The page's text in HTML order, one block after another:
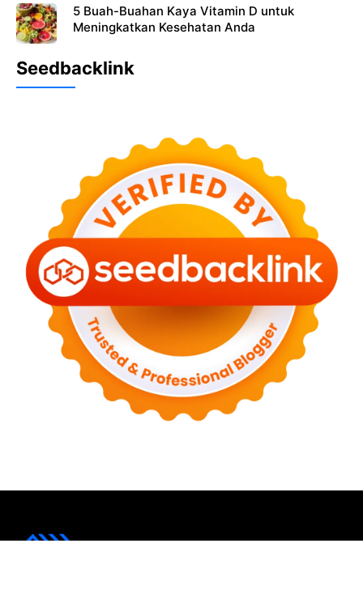
5 Buah-Buahan Kaya Vitamin D untuk
Meningkatkan Kesehatan Anda
Seedbacklink